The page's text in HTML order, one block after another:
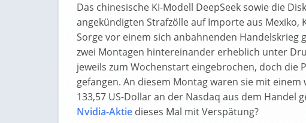
Das chinesische KI-Modell DeepSeek sowie die
angekündigten Strafzölle auf Importe aus Mexiko,
Sorge vor einem sich anbahnenden Handelskrieg
zwei Montagen hintereinander erheblich unter
jeweils zum Wochenstart eingebrochen, doch die
gefangen. An diesem Montag waren sie mit
133,57 US-Dollar an der Nasdaq aus dem Handel
Nvidia-Aktie dieses Mal mit Verspätung?